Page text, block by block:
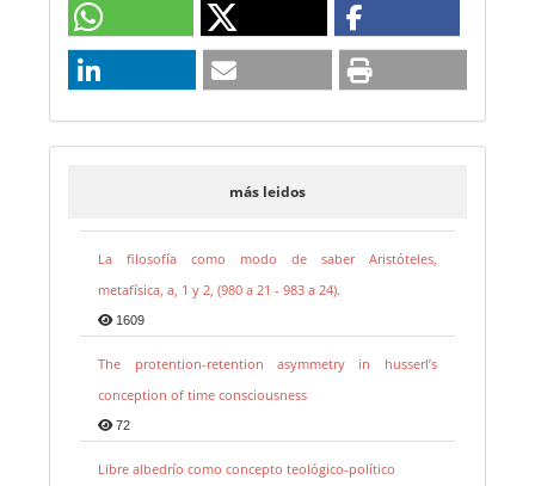
más leidos
La filosofía como modo de saber Aristóteles,
metafísica, a, 1 y 2, (980 a 21 - 983 a 24).
1609
The protention-retention asymmetry in husserl’s
conception of time consciousness
72
Libre albedrío como concepto teológico-político